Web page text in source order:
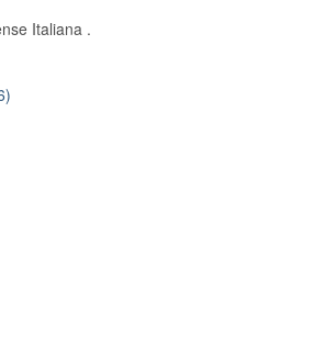
Italiana .